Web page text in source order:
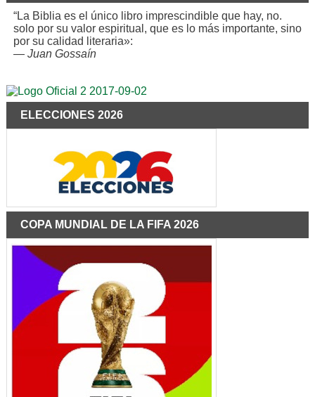
“La Biblia es el único libro imprescindible que hay, no.
solo por su valor espiritual, que es lo más importante, sino
por su calidad literaria»:
— Juan Gossaín
ELECCIONES 2026
COPA MUNDIAL DE LA FIFA 2026